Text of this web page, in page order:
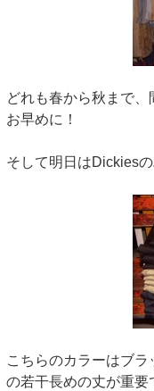
どれも春から秋まで
お早めに！
そして明日はDickies
こちらのカラーはブ
の若干長めの丈が重要